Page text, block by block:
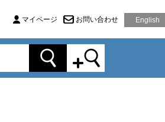
マイページ お問い合わせ English